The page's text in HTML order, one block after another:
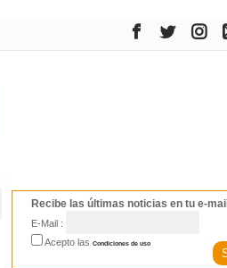
Recibe las últimas noticias en tu e-mail
E-Mail :
Acepto las Condiciones de uso